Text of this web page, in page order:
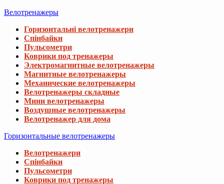
Велотренажеры
Горизонтальні велотренажери
Спінбайки
Пульсометри
Коврики под тренажеры
Электромагнитные велотренажеры
Магнитные велотренажеры
Механические велотренажеры
Велотренажеры складные
Мини велотренажеры
Воздушные велотренажеры
Велотренажер для дома
Горизонтальные велотренажеры
Велотренажери
Спінбайки
Пульсометри
Коврики под тренажеры